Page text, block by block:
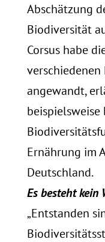
Abschätzung
Biodiversität
Corsus habe
angewandt,
beispielsweise
Ernährung im
Deutschland.
Es besteht kein
„Entstanden